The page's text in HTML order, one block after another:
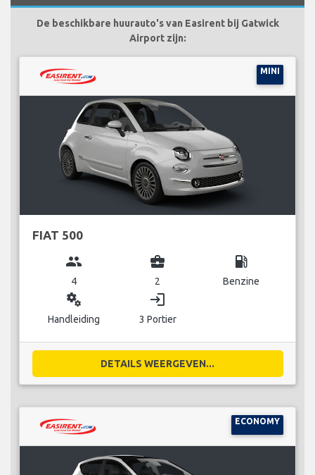
De beschikbare huurauto's van Easirent bij Gatwick
Airport zijn:
MINI
FIAT 500
group
4
business_center
2
local_gas_station
Benzine
miscellaneous_services
Handleiding
login
3 Portier
DETAILS WEERGEVEN...
ECONOMY